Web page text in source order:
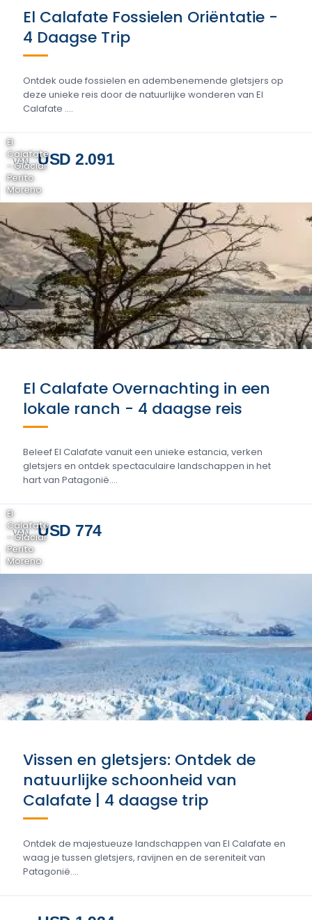
El Calafate Fossielen Oriëntatie -
4 Daagse Trip
Ontdek oude fossielen en adembenemende gletsjers op
deze unieke reis door de natuurlijke wonderen van El
Calafate ....
VAN USD 2.091
El
Calafate
- Glaciar
Perito
Moreno
El Calafate Overnachting in een
lokale ranch - 4 daagse reis
Beleef El Calafate vanuit een unieke estancia, verken
gletsjers en ontdek spectaculaire landschappen in het
hart van Patagonië....
VAN USD 774
El
Calafate
- Glaciar
Perito
Moreno
Vissen en gletsjers: Ontdek de
natuurlijke schoonheid van
Calafate | 4 daagse trip
Ontdek de majestueuze landschappen van El Calafate en
waag je tussen gletsjers, ravijnen en de sereniteit van
Patagonië....